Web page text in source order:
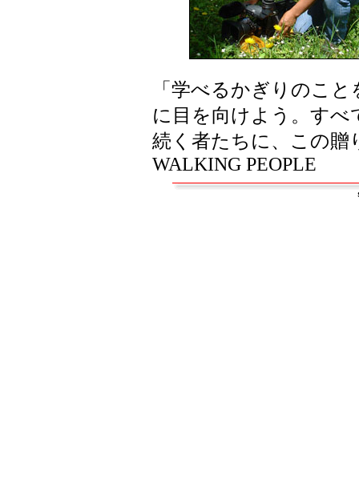
「学べるかぎりのこ
に目を向けよう。す
続く者たちに、この贈
WALKING PEOPLE